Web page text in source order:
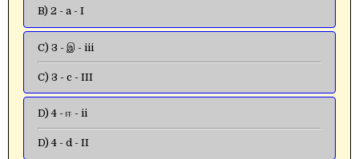
B) 2 - a - I
C) 3 - இ - iii
C) 3 - c - III
D) 4 - ஈ - ii
D) 4 - d - II